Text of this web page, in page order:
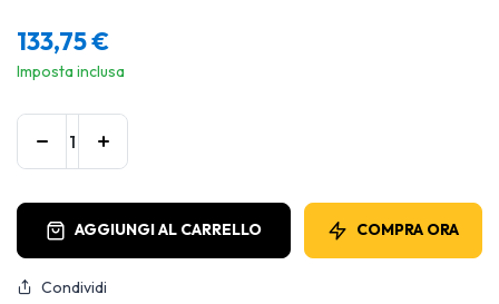
133,75€
Imposta inclusa
AGGIUNGI AL CARRELLO COMPRA ORA
Condividi